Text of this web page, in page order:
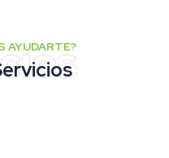
AYUDARTE?